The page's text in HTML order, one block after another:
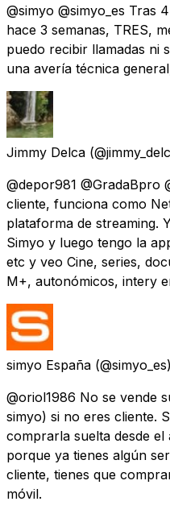
@simyo @simyo_es Tras
hace 3 semanas, TRES,
puedo recibir llamadas ni
una avería técnica
Jimmy Delca
@depor981 @GradaBpro
cliente, funciona como
plataforma de streaming.
Simyo y luego tengo la
etc y veo Cine, series,
M+, autonómicos, intery
simyo España
@oriol1986 No se vende
simyo) si no eres cliente.
comprarla suelta desde
porque ya tienes algún
cliente, tienes que
móvil.